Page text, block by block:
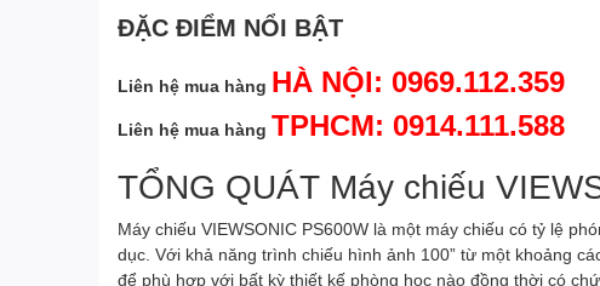
ĐẶC ĐIỂM NỔI BẬT
Liên hệ mua hàng HÀ NỘI: 0969.112.359
Liên hệ mua hàng TPHCM: 0914.111.588
TỔNG QUÁT Máy chiếu
Máy chiếu VIEWSONIC PS600W là một máy chiếu có tỷ lệ
dục. Với khả năng trình chiếu hình ảnh 100” từ một khoảng
để phù hợp với bất kỳ thiết kế phòng học nào đồng thời có